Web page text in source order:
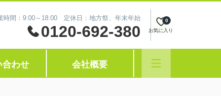
時間：9:00～18:00 定休日：地方祭、年末年始
0120-692-380 お気に入り
0
合わせ 会社概要